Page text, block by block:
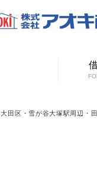
大田区・雪が谷大塚駅周辺・